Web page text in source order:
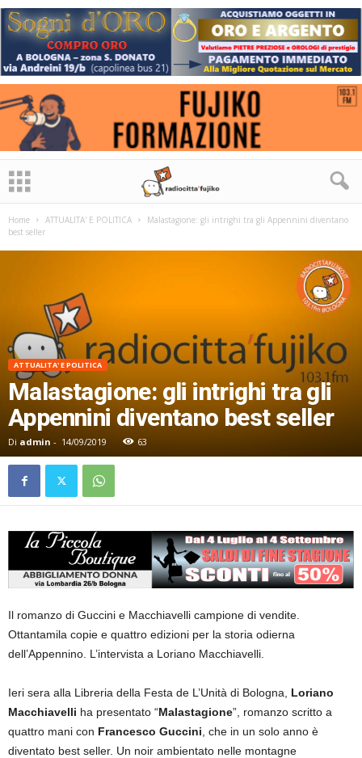
Home ATTUALITA' E POLITICA
Malastagione: gli intrighi tra gli Appennini diventano
best seller
ATTUALITA' E POLITICA
Malastagione: gli intrighi tra gli
Appennini diventano best seller
Di admin - 14/09/2019 63
Il romanzo di Guccini e Macchiavelli campione di vendite.
Ottantamila copie e quattro edizioni per la storia odierna
dell’Appennino. L’intervista a Loriano Macchiavelli.
Ieri sera alla Libreria della Festa de L’Unità di Bologna, Loriano
Macchiavelli ha presentato “Malastagione”, romanzo scritto a
quattro mani con Francesco Guccini , che in un solo anno è
diventato best seller. Un noir ambientato nelle montagne